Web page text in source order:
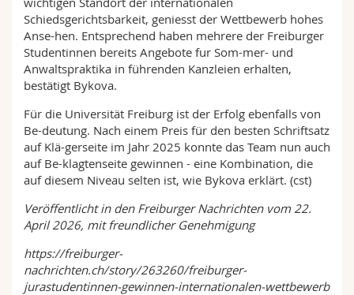
Schiedsgerichtsbarkeit, geniesst der Wettbewerb hohes
Anse-hen. Entsprechend haben mehrere der Freiburger
Studentinnen bereits Angebote fur Som-mer- und
Anwaltspraktika in führenden Kanzleien erhalten,
bestätigt Bykova.
Für die Universität Freiburg ist der Erfolg ebenfalls von
Be-deutung. Nach einem Preis für den besten Schriftsatz
auf Klä-gerseite im Jahr 2025 konnte das Team nun auch
auf Be-klagtenseite gewinnen - eine Kombination, die
auf diesem Niveau selten ist, wie Bykova erklärt. (cst)
Veröffentlicht in den Freiburger Nachrichten vom 22.
April 2026, mit freundlicher Genehmigung
https://freiburger-
nachrichten.ch/story/263260/freiburger-
jurastudentinnen-gewinnen-internationalen-wettbewerb